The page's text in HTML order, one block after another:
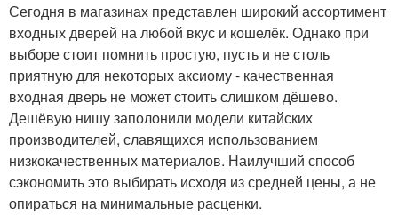
Сегодня в магазинах представлен широкий ассортимент
входных дверей на любой вкус и кошелёк. Однако при
выборе стоит помнить простую, пусть и не столь
приятную для некоторых аксиому - качественная
входная дверь не может стоить слишком дёшево.
Дешёвую нишу заполонили модели китайских
производителей, славящихся использованием
низкокачественных материалов. Наилучший способ
сэкономить это выбирать исходя из средней цены, а не
опираться на минимальные расценки.